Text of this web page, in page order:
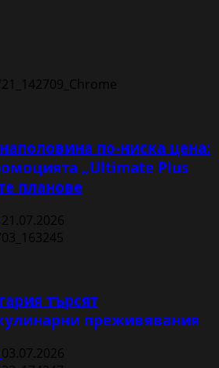
по-ниска цена:
„Ultimate Plus
планове
21.07.2026
търсят
преживявания
03.07.2026